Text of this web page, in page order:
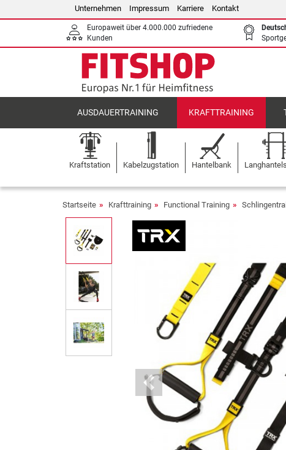
Unternehmen Impressum Karriere Kontakt
Europaweit über 4.000.000 zufriedene
Kunden
AUSDAUERTRAINING KRAFTTRAINING
Kraftstation Kabelzugstation Hantelbank
Startseite Krafttraining Functional Training
Previous